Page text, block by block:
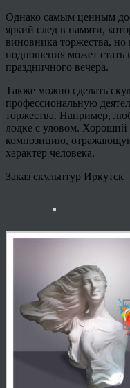
Однако самым ценным
яркий след в памяти,
виновника торжества,
подношения может стать
праздничного вечера.
Также можно сделать
профессиональную
торжества. Например,
лодке с уловом. Хороший
композицию,
характер человека.
Заказ скульптур Иркутск